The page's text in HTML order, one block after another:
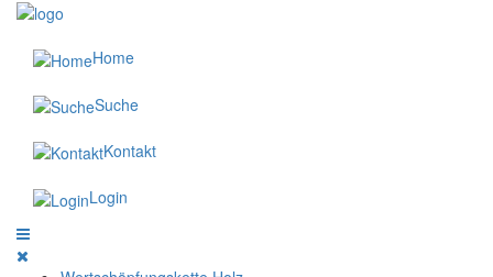
Home
Suche
Kontakt
Login